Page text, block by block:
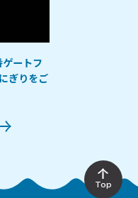
ートフ
ぎりをご
Top